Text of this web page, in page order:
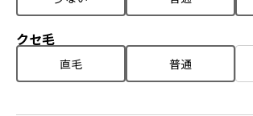
クセ毛
直毛 普通